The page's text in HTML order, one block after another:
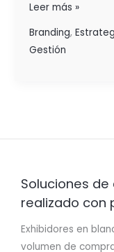
Leer más »
Branding,
Gestión
Soluciones de
realizado con
Exhibidores en
volumen de